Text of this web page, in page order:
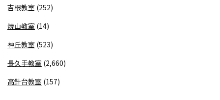
吉根教室 (252)
焼山教室 (14)
神丘教室 (523)
長久手教室 (2,660)
高針台教室 (157)